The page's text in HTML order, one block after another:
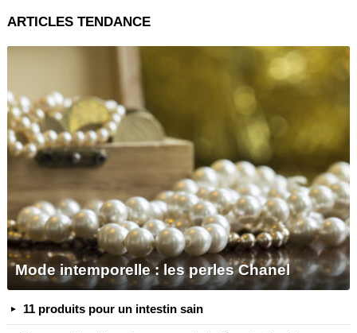
ARTICLES TENDANCE
Mode intemporelle : les perles Chanel
11 produits pour un intestin sain